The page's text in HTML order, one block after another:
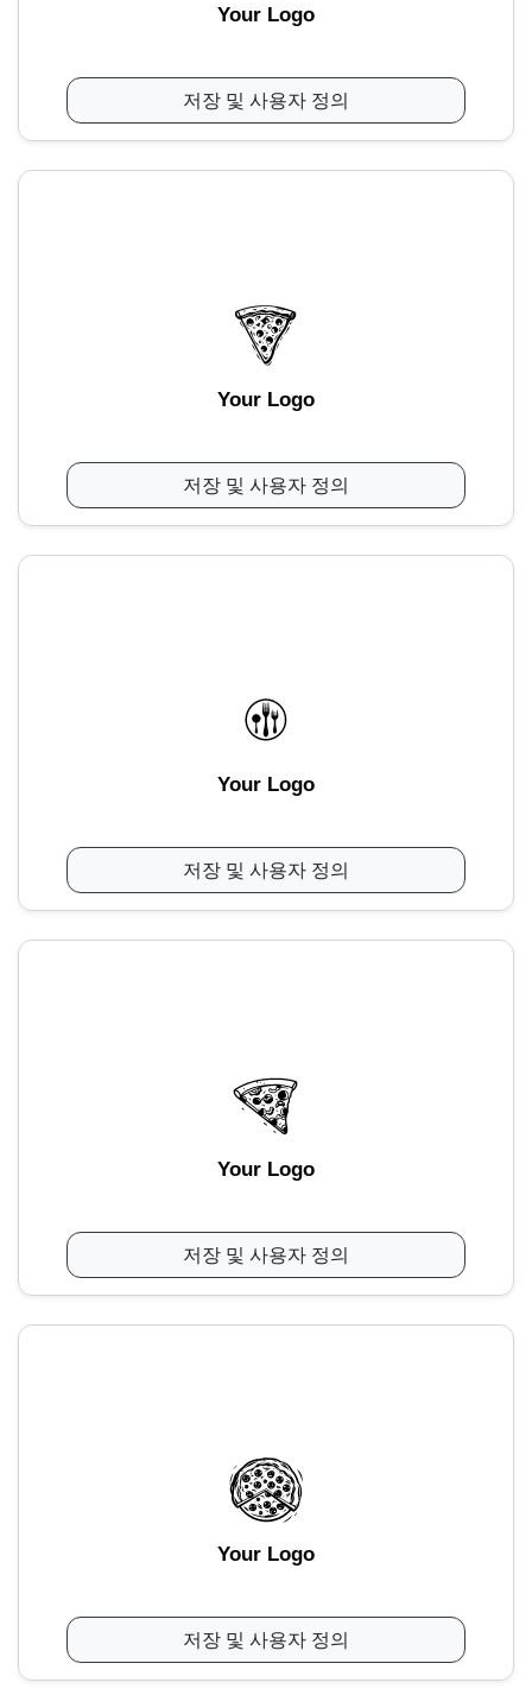
Your Logo
저장 및 사용자 정의
Your Logo
저장 및 사용자 정의
Your Logo
저장 및 사용자 정의
Your Logo
저장 및 사용자 정의
Your Logo
저장 및 사용자 정의